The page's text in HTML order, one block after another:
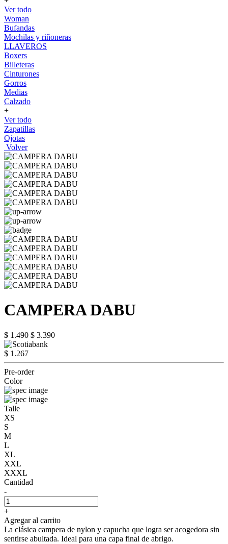
Ver todo
Woman
Bufandas
Mochilas y riñoneras
LLAVEROS
Boxers
Billeteras
Cinturones
Gorros
Medias
Calzado
+
Ver todo
Zapatillas
Ojotas
Volver
CAMPERA DABU
$ 1.490 $ 3.390
$ 1.267
Pre-order
Color
Talle
XS
S
M
L
XL
XXL
XXXL
Cantidad
-
+
Agregar al carrito
La clásica campera de nylon y capucha que logra ser acogedora sin
sentirse abultada. Ideal para una capa final de abrigo.